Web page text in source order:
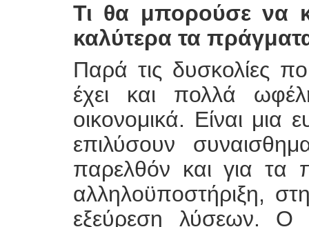
Τι θα μπορούσε να
καλύτερα τα
Παρά τις δυσκολίες
έχει και πολλά
οικονομικά. Είναι μια
επιλύσουν
παρελθόν και για τα
αλληλοϋποστήριξη,
εξεύρεση λύσεων. Ο